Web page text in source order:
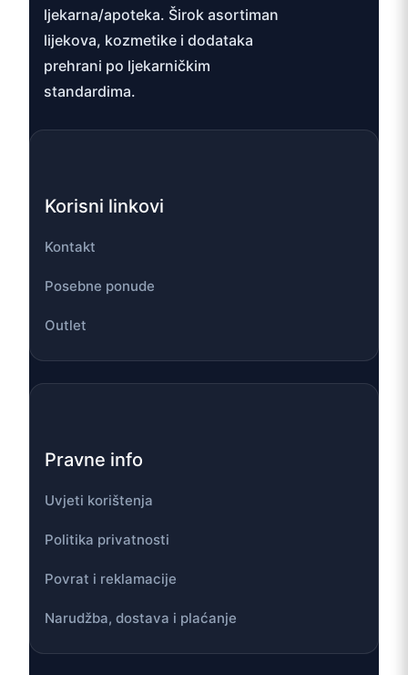
ljekarna/apoteka. Širok asortiman
lijekova, kozmetike i dodataka
prehrani po ljekarničkim
standardima.
Korisni linkovi
Kontakt
Posebne ponude
Outlet
Pravne info
Uvjeti korištenja
Politika privatnosti
Povrat i reklamacije
Narudžba, dostava i plaćanje